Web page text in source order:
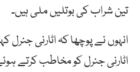
تین شراب کی بوتلیں ملی ہیں۔
انہوں نے پوچھا کہ اٹارنی جنرل
اٹارنی جنرل کو مخاطب کرتے